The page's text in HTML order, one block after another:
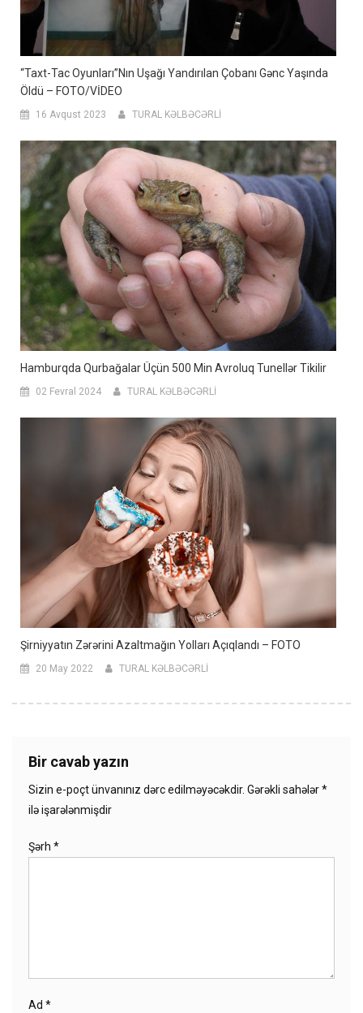
“Taxt-Tac Oyunları”nın Uşağı Yandırılan Çobanı Gənc Yaşında
Öldü – FOTO/VİDEO
16 Avqust 2023 TURAL KƏLBƏCƏRLİ
Hamburqda Qurbağalar Üçün 500 Min Avroluq Tunellər Tikilir
02 Fevral 2024 TURAL KƏLBƏCƏRLİ
Şirniyyatın Zərərini Azaltmağın Yolları Açıqlandı – FOTO
20 May 2022 TURAL KƏLBƏCƏRLİ
Bir cavab yazın
Sizin e-poçt ünvanınız dərc edilməyəcəkdir. Gərəkli sahələr*
ilə işarələnmişdir
Şərh *
Ad *